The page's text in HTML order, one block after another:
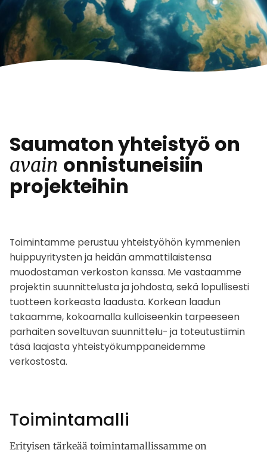
Saumaton yhteistyö on
avain onnistuneisiin
projekteihin
Toimintamme perustuu yhteistyöhön kymmenien
huippuyritysten ja heidän ammattilaistensa
muodostaman verkoston kanssa. Me vastaamme
projektin suunnittelusta ja johdosta, sekä lopullisesti
tuotteen korkeasta laadusta. Korkean laadun
takaamme, kokoamalla kulloiseenkin tarpeeseen
parhaiten soveltuvan suunnittelu- ja toteutustiimin
täsä laajasta yhteistyökumppaneidemme
verkostosta.
Toimintamalli
Erityisen tärkeää toimintamallissamme on